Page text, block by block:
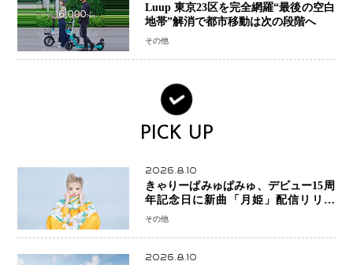
Luup 東京23区を完全網羅“最後の空白
地帯”解消で都市移動は次の段階へ
その他
PICK UP
2026.8.10
きゃりーぱみゅぱみゅ、デビュー15周
年記念日に新曲「月姫」配信リリー
ス 自身初の主催フェス「PAMYU
その他
2026.8.10